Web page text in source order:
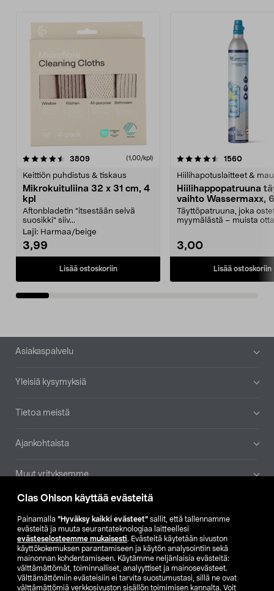
Clas Ohlson käyttää evästeitä
Painamalla ”Hyväksy kaikki evästeet” sallit, että tallennamme
evästeitä ja muuta seurantateknologiaa laitteellesi
evästeselosteemme mukaisesti. Evästeitä käytetään sivuston
käyttökokemuksen parantamiseen ja käytön analysointiin sekä
mainonnan kohdentamiseen. Käytämme neljänlaisia evästeitä:
välttämättömät, toiminnalliset, analyyttiset ja mainosevästeet.
Välttämättömiin evästeisiin ei tarvita suostumustasi, sillä ne ovat
välttämättömiä verkkosivuston sisällön toimimisen kannalta. Voit
3809arvostelut (1,00/kpl)
Keittiön puhdistus & tiskaus
Mikrokuituliina 32 x 31 cm, 4
kpl
Aftonbladetin "itsestään selvä
suosikki" siiv...
Laji: Harmaa/beige
3,99
Lisää ostoskoriin
4.5viidestä
1560
Hiilihapotuslaitteet &
Hiilihappopatruuna
vaihto Wassermaxx,
Täyttöpatruuna, joka
myymälästä – muista
3,00
Lisää ostoskoriin
4.5viidestä
Alatunniste
Asiakaspalvelu
Yleisiä kysymyksiä
Tietoa meistä
Ajankohtaista
Muut yrityksemme
Etsi myymälä
SE NO FI
FI SV